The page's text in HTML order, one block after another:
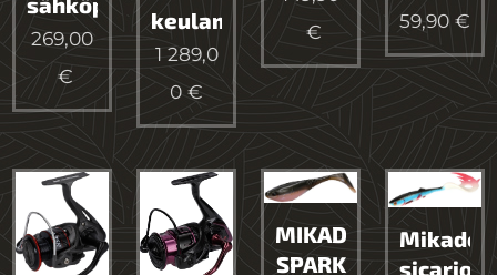
269,00
€
keulamoottori
1 289,0
0 €
€
59,90 €
MIKADO
SPARK
Mikado
sicario